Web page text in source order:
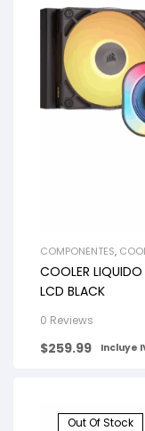
COMPONENTES,
COOLER
LCD BLACK
0 Reviews
$259.99 Incluye
Out Of Stock